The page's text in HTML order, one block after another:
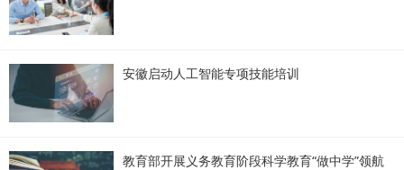
安徽启动人工智能专项技能培训
教育部开展义务教育阶段科学教育“做中学”领航